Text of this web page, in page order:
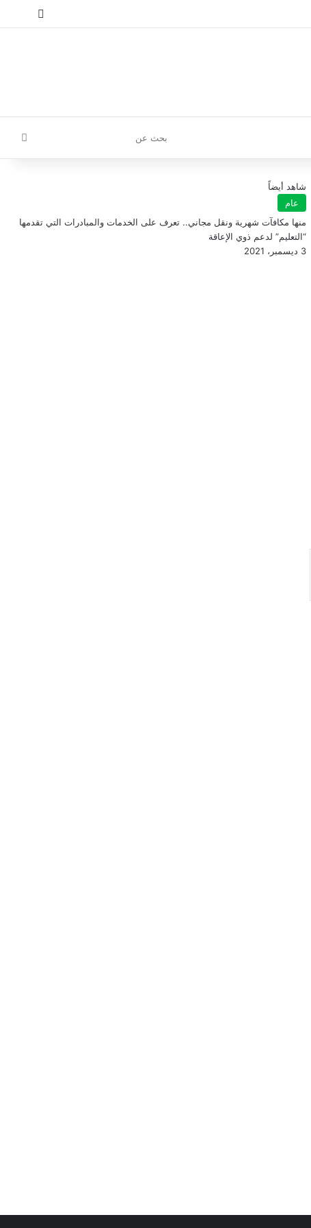
تسجيل
عن
شاهد أيضاً
عام
منها مكافآت شهرية ونقل مجاني.. تعرف على الخدمات والمبادرات التي تقدمها
“التعليم” لدعم ذوي الإعاقة
3 ديسمبر، 2021